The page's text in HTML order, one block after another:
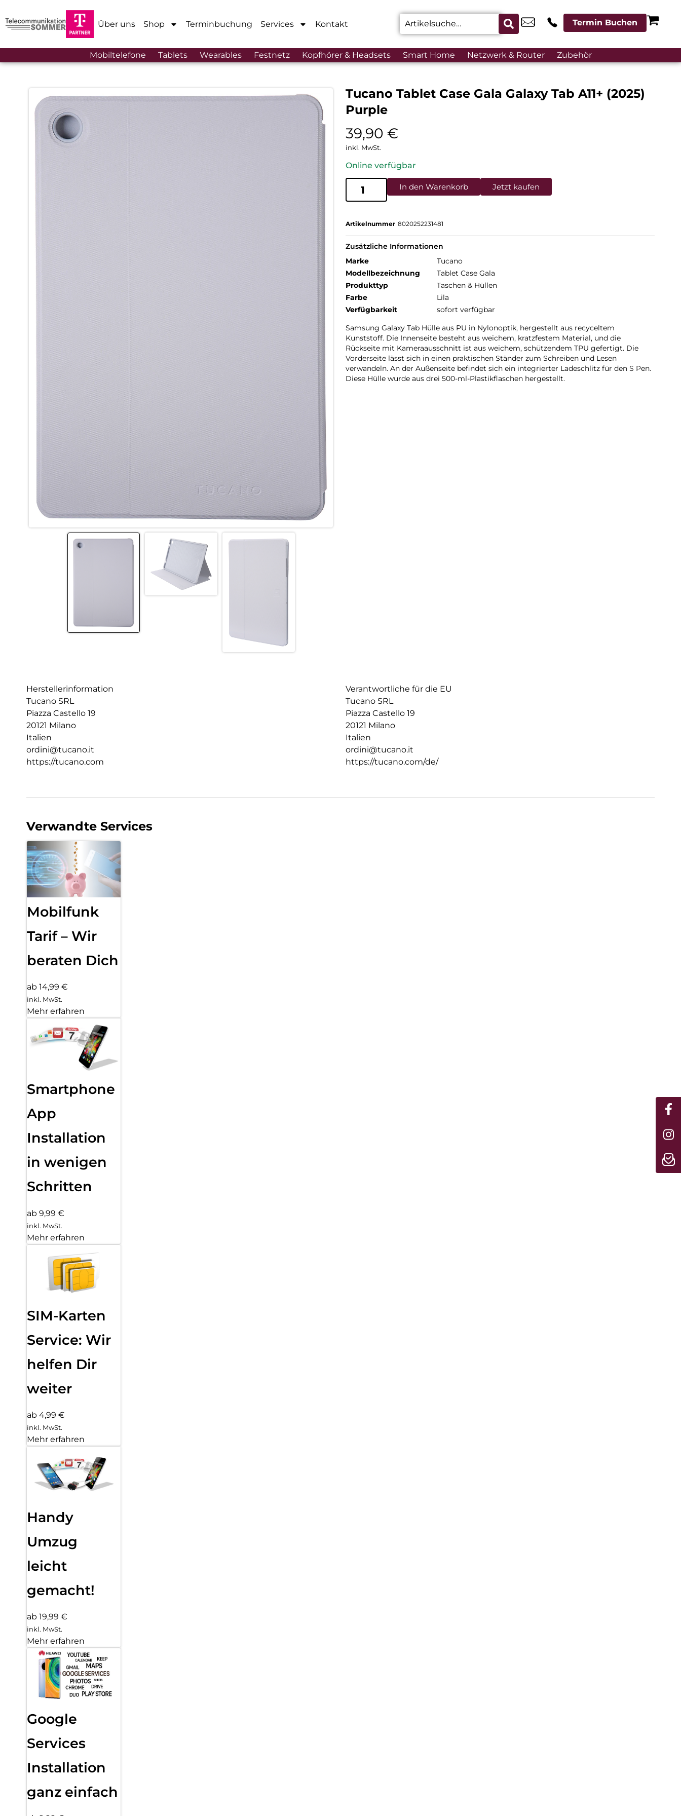
Über uns Shop Terminbuchung Services Kontakt Termin Buchen
Mobiltelefone Tablets Wearables Festnetz Kopfhörer & Headsets Smart Home Netzwerk & Router Zubehör
Tucano Tablet Case Gala Galaxy Tab A11+ (2025)
Purple
39,90 €
inkl. MwSt.
Online verfügbar
In den Warenkorb Jetzt kaufen
Artikelnummer 8020252231481
Zusätzliche Informationen
Marke
Tucano
Modellbezeichnung
Tablet Case Gala
Produkttyp
Taschen & Hüllen
Farbe
Lila
Verfügbarkeit
sofort verfügbar
Samsung Galaxy Tab Hülle aus PU in Nylonoptik, hergestellt aus recyceltem
Kunststoff. Die Innenseite besteht aus weichem, kratzfestem Material, und die
Rückseite mit Kameraausschnitt ist aus weichem, schützendem TPU gefertigt. Die
Vorderseite lässt sich in einen praktischen Ständer zum Schreiben und Lesen
verwandeln. An der Außenseite befindet sich ein integrierter Ladeschlitz für den S Pen.
Diese Hülle wurde aus drei 500-ml-Plastikflaschen hergestellt.
Herstellerinformation
Tucano SRL
Piazza Castello 19
20121 Milano
Italien
ordini@tucano.it
https://tucano.com
Verantwortliche für die EU
Tucano SRL
Piazza Castello 19
20121 Milano
Italien
ordini@tucano.it
https://tucano.com/de/
Verwandte Services
Mobilfunk
Tarif – Wir
beraten Dich
ab 14,99 €
inkl. MwSt.
Mehr erfahren
Smartphone
App
Installation
in wenigen
Schritten
ab 9,99 €
inkl. MwSt.
Mehr erfahren
SIM-Karten
Service: Wir
helfen Dir
weiter
ab 4,99 €
inkl. MwSt.
Mehr erfahren
Handy
Umzug
leicht
gemacht!
ab 19,99 €
inkl. MwSt.
Mehr erfahren
Google
Services
Installation
ganz einfach